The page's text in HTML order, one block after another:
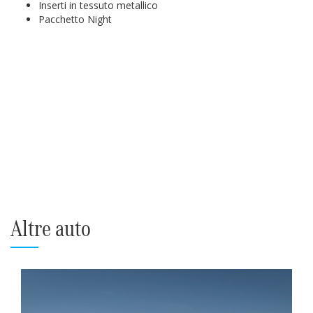
Inserti in tessuto metallico
Pacchetto Night
Altre auto